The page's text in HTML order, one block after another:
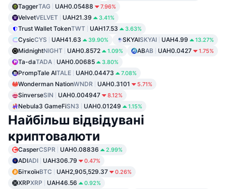
TaggerTAG UAH0.05488 7.96%
VelvetVELVET UAH21.39 3.41%
Trust Wallet TokenTWT UAH17.53 3.63%
CysicCYS UAH41.63 39.90% SKYAISKYAI UAH4.99 13.27%
MidnightNIGHT UAH0.8572 1.09% ABAB UAH0.0427 1.75%
Ta-daTADA UAH0.00685 3.80%
PrompTale AITALE UAH0.04473 7.08%
Wonderman NationWNDR UAH0.3101 5.71%
SinverseSIN UAH0.004947 8.12%
Nebula3 GameFiSN3 UAH0.01249 1.15%
Найбільш відвідувані
криптовалюти
CasperCSPR UAH0.08836 2.99%
ADIADI UAH306.79 0.47%
БіткоїнBTC UAH2,905,529.37 0.26%
XRPXRP UAH46.56 0.92%